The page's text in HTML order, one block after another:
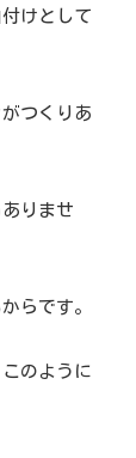
けとして
つくりあ
りませ
らです。
のように